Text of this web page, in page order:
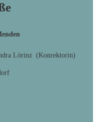
Lörinz (Konrektorin)